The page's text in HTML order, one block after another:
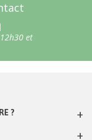
et
?